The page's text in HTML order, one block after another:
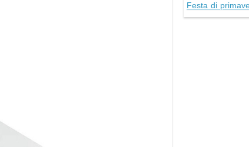
Festa di